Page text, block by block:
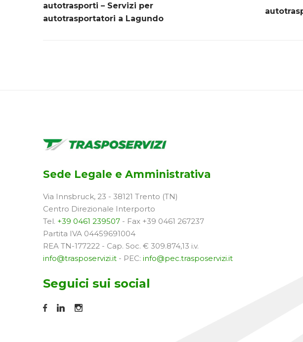
autotrasporti – Servizi per
autotrasportatori a Lagundo
Sede Legale e Amministrativa
Via Innsbruck, 23 - 38121 Trento (TN)
Centro Direzionale Interporto
Tel. +39 0461 239507 - Fax +39 0461 267237
Partita IVA 04459691004
REA TN-177222 - Cap. Soc. € 309.874,13 i.v.
info@trasposervizi.it - PEC: info@pec.trasposervizi.it
Seguici sui social